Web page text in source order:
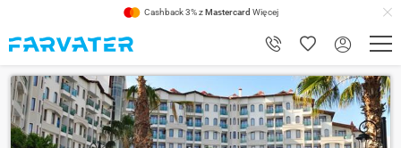
Cashback 3% zMastercard Więcej
9